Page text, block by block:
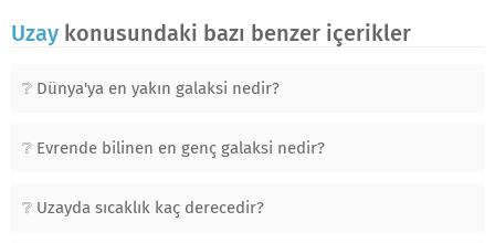
Uzay konusundaki bazı benzer içerikler
Dünya'ya en yakın galaksi nedir?
Evrende bilinen en genç galaksi nedir?
Uzayda sıcaklık kaç derecedir?